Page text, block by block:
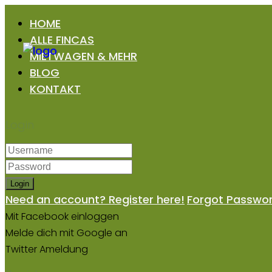
HOME
ALLE FINCAS
MIETWAGEN & MEHR
BLOG
KONTAKT
Login
Login
Need an account? Register here! Forgot
Mit Facebook einloggen
Melde dich mit Google an
Twitter Ameldung